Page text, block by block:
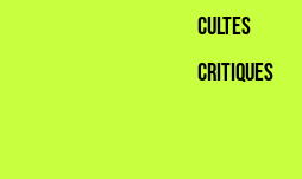
CULTES
CRITIQUES